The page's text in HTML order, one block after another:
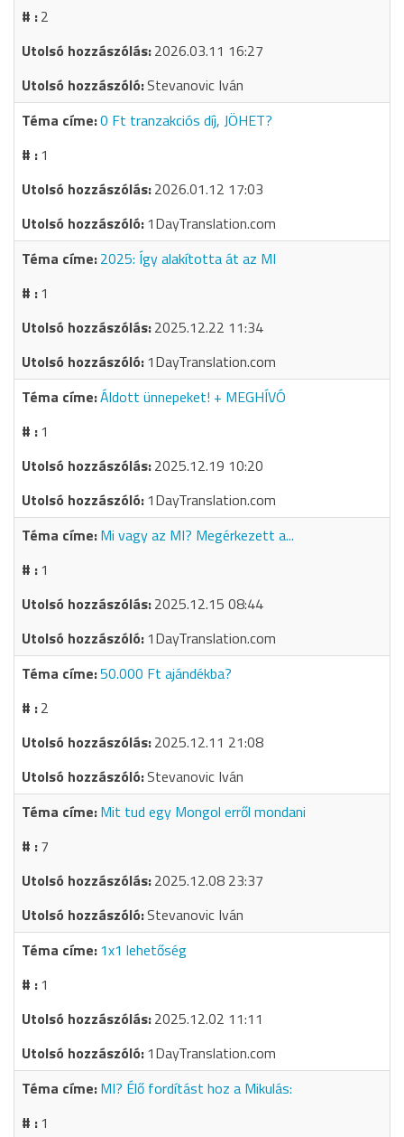
2
2026.03.11 16:27
Stevanovic Iván
0 Ft tranzakciós díj, JÖHET?
1
2026.01.12 17:03
1DayTranslation.com
2025: Így alakította át az MI
1
2025.12.22 11:34
1DayTranslation.com
Áldott ünnepeket! + MEGHÍVÓ
1
2025.12.19 10:20
1DayTranslation.com
Mi vagy az MI? Megérkezett a...
1
2025.12.15 08:44
1DayTranslation.com
50.000 Ft ajándékba?
2
2025.12.11 21:08
Stevanovic Iván
Mit tud egy Mongol erről mondani
7
2025.12.08 23:37
Stevanovic Iván
1x1 lehetőség
1
2025.12.02 11:11
1DayTranslation.com
MI? Élő fordítást hoz a Mikulás:
1